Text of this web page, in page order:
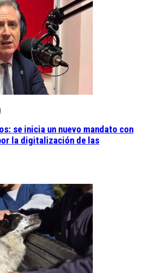
se inicia un nuevo mandato con
la digitalización de las